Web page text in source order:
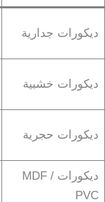
ديكورات جدارية
ديكورات خشبية
ديكورات حجرية
ديكورات MDF /
PVC